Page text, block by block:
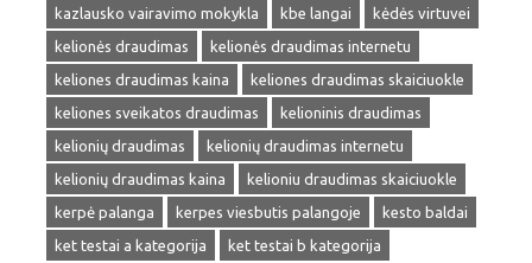
kazlausko vairavimo mokykla
kbe langai
kėdės virtuvei
kelionės draudimas
kelionės draudimas internetu
keliones draudimas kaina
keliones draudimas skaiciuokle
keliones sveikatos draudimas
kelioninis draudimas
kelionių draudimas
kelionių draudimas internetu
kelionių draudimas kaina
kelioniu draudimas skaiciuokle
kerpė palanga
kerpes viesbutis palangoje
kesto baldai
ket testai a kategorija
ket testai b kategorija